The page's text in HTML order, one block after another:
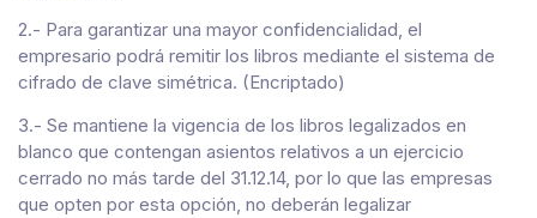
2.- Para garantizar una mayor confidencialidad, el
empresario podrá remitir los libros mediante el sistema de
cifrado de clave simétrica. (Encriptado)
3.- Se mantiene la vigencia de los libros legalizados en
blanco que contengan asientos relativos a un ejercicio
cerrado no más tarde del 31.12.14, por lo que las empresas
que opten por esta opción, no deberán legalizar